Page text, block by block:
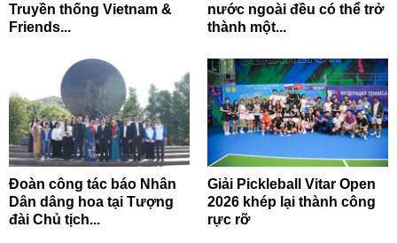
Truyền thống Vietnam &
Friends...
nước ngoài đều có thể trở
thành một...
Đoàn công tác báo Nhân
Dân dâng hoa tại Tượng
đài Chủ tịch...
Giải Pickleball Vitar Open
2026 khép lại thành công
rực rỡ